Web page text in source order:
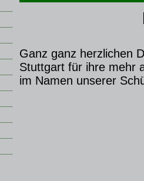
Ganz ganz herzlichen
Stuttgart für ihre mehr
im Namen unserer